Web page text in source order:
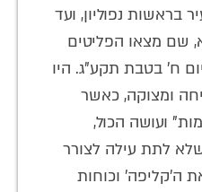
נפוליון, ועד
שם מצאו הפליטים
ח' בטבת תקע"ג. היו
ומצוקה, כאשר
ועושה הכול,
שלא לתת עילה לצורר
ה'קליפה' וכוחות